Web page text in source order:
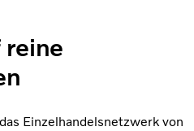
reine
Einzelhandelsnetzwerk von